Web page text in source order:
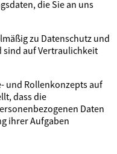
die Sie an uns
zu Datenschutz und
auf Vertraulichkeit
und Rollenkonzepts auf
dass die
Daten
ihrer Aufgaben